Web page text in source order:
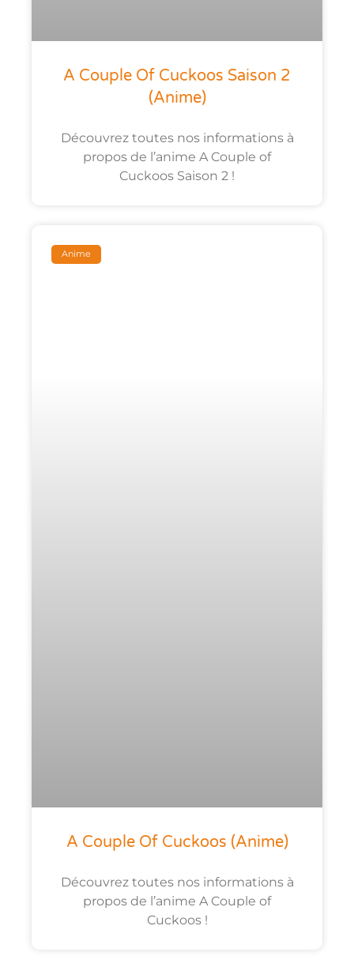
A Couple Of Cuckoos Saison 2
(anime)
Découvrez toutes nos informations à
propos de l’anime A Couple of
Cuckoos Saison 2 !
Anime
A Couple Of Cuckoos (anime)
Découvrez toutes nos informations à
propos de l’anime A Couple of
Cuckoos !